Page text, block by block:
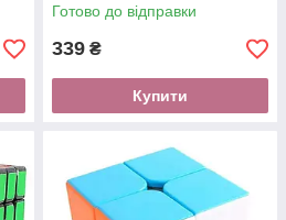
Готово до відправки
339 ₴
Купити